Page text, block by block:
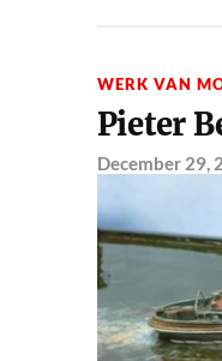
WERK VAN
Pieter
December 29,